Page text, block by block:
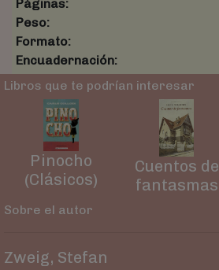
Páginas:
Peso:
Formato:
Encuadernación:
Libros que te podrían interesar
Pinocho
(Clásicos)
Cuentos de
fantasmas
Sobre el autor
Zweig, Stefan